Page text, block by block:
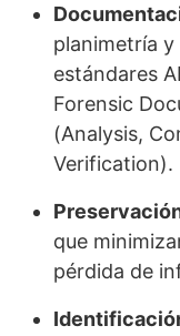
planimetría
estándares
Forensic
(Analysis,
Verification).
que
pérdida de